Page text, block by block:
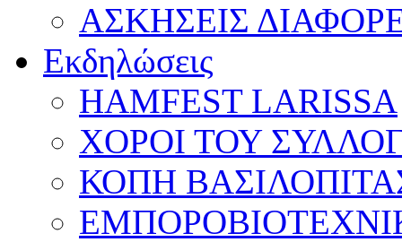
ΑΣΚΗΣΕΙΣ
Εκδηλώσεις
HAMFEST LARISSA
ΧΟΡΟΙ ΤΟΥ
ΚΟΠΗ